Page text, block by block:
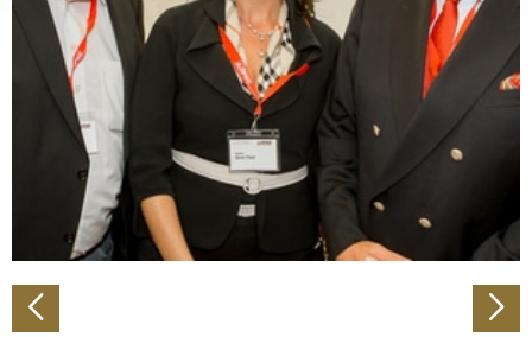
Abschnitt Einzelheitenfest.
Wir verwenden Cookies, um Inhalte und Anzeigen zu
personalisieren, Funktionen für soziale Medien anbieten
zu können und die Zugriffe auf unsere Website zu
analysieren. Außerdem geben wir Informationen zu Ihrer
Verwendung unserer Website an unsere Partner für
soziale Medien, Werbung und Analysen weiter. Unsere
Partner führen diese Informationen möglicherweise mit
haben oder die sie im Rahmen Ihrer Nutzung der Dienste
gesammelt haben.